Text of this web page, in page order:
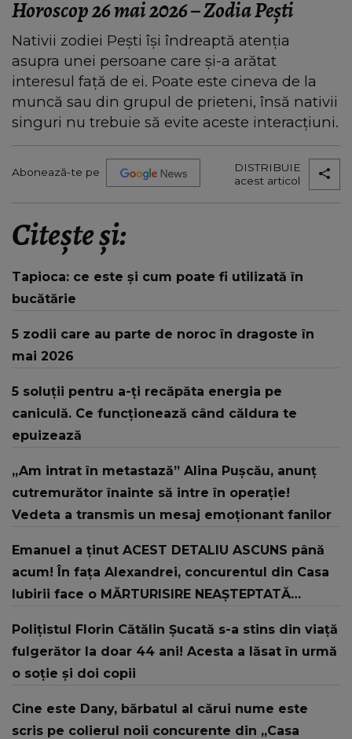
Horoscop 26 mai 2026 – Zodia Pești
Nativii zodiei Pești își îndreaptă atenția
asupra unei persoane care și-a arătat
interesul față de ei. Poate este cineva de la
muncă sau din grupul de prieteni, însă nativii
singuri nu trebuie să evite aceste interacțiuni.
Abonează-te pe
DISTRIBUIE
acest articol
Citește și:
Tapioca: ce este și cum poate fi utilizată în
bucătărie
5 zodii care au parte de noroc în dragoste în
mai 2026
5 soluții pentru a-ți recăpăta energia pe
caniculă. Ce funcționează când căldura te
epuizează
„Am intrat în metastază” Alina Pușcău, anunț
cutremurător înainte să intre în operație!
Vedeta a transmis un mesaj emoționant fanilor
Emanuel a ținut ACEST DETALIU ASCUNS până
acum! În fața Alexandrei, concurentul din Casa
Iubirii face o MĂRTURISIRE NEAȘTEPTATĂ
te iubesc pentru că..."
Polițistul Florin Cătălin Șucată s-a stins din viață
fulgerător la doar 44 ani! Acesta a lăsat în urmă
o soție și doi copii
Cine este Dany, bărbatul al cărui nume este
scris pe colierul noii concurente din „Casa